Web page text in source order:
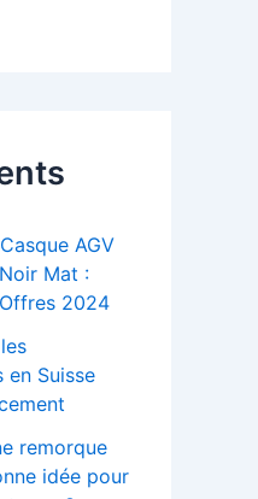
AGV
Mat :
2024
en Suisse
remorque
idée pour